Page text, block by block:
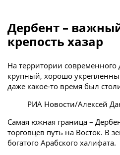
Дербент –
крепость хазар
На территории современного
крупный, хорошо
даже какое-то время был
РИА Новости/Алексей
Самая южная граница –
торговцев путь на Восток. В
богатого Арабского халифата.